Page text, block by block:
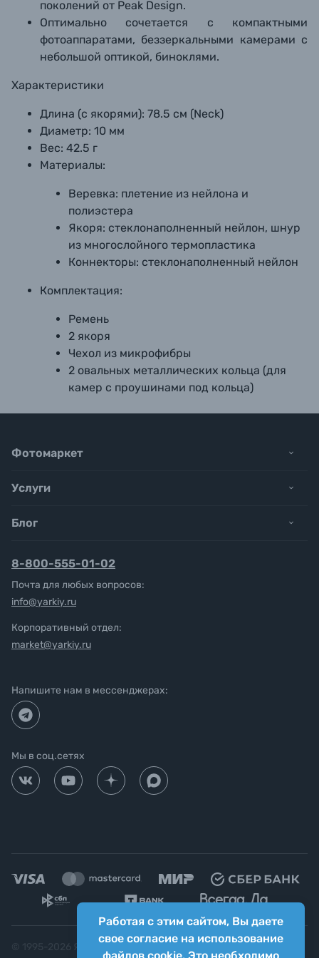
поколений от Peak Design.
Оптимально сочетается с компактными
фотоаппаратами, беззеркальными камерами с
небольшой оптикой, биноклями.
Характеристики
Длина (с якорями): 78.5 см (Neck)
Диаметр: 10 мм
Вес: 42.5 г
Материалы:
Веревка: плетение из нейлона и
полиэстера
Якоря: стеклонаполненный нейлон, шнур
из многослойного термопластика
Коннекторы: стеклонаполненный нейлон
Комплектация:
Ремень
2 якоря
Чехол из микрофибры
2 овальных металлических кольца (для
камер с проушинами под кольца)
Работая с этим сайтом, Вы даете
свое согласие на использование
Фотомаркет
Услуги
Блог
8-800-555-01-02
Почта для любых вопросов:
info@yarkiy.ru
Корпоративный отдел:
market@yarkiy.ru
Напишите нам в мессенджерах:
Мы в соц.сетях
Яркий фотомаркет ("Яркий Мир")